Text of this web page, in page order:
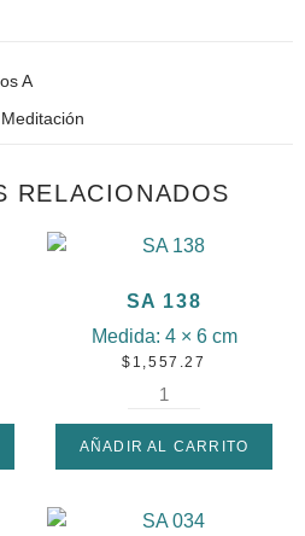
A
Meditación
RELACIONADOS
SA 138
Medida: 4 × 6 cm
$ 1,557.27
AÑADIR AL CARRITO